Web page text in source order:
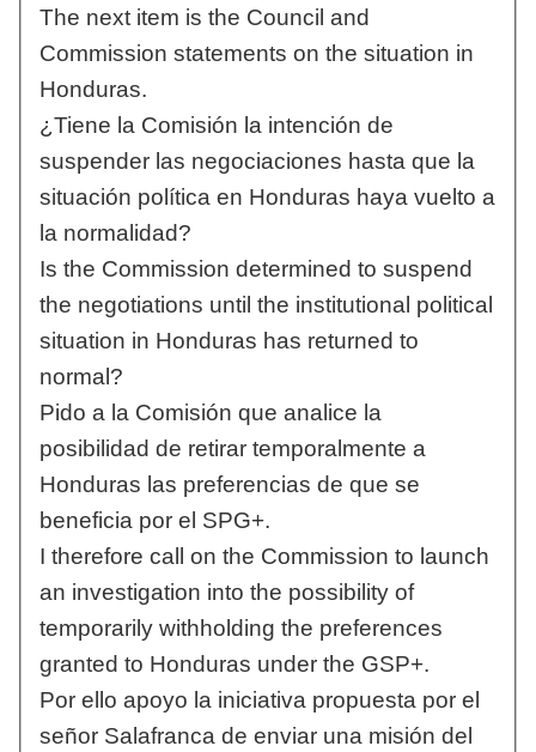
The next item is the Council and
Commission statements on the situation in
Honduras.
¿Tiene la Comisión la intención de
suspender las negociaciones hasta que la
situación política en Honduras haya vuelto a
la normalidad?
Is the Commission determined to suspend
the negotiations until the institutional political
situation in Honduras has returned to
normal?
Pido a la Comisión que analice la
posibilidad de retirar temporalmente a
Honduras las preferencias de que se
beneficia por el SPG+.
I therefore call on the Commission to launch
an investigation into the possibility of
temporarily withholding the preferences
granted to Honduras under the GSP+.
Por ello apoyo la iniciativa propuesta por el
señor Salafranca de enviar una misión del